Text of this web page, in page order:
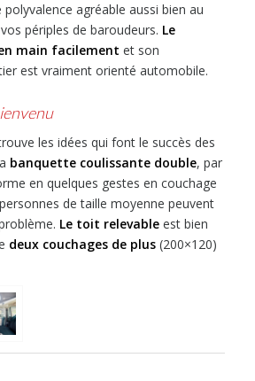
polyvalence agréable aussi bien au
périples de baroudeurs. Le
main facilement et son
est vraiment orienté automobile.
les idées qui font le succès des
banquette coulissante double, par
en quelques gestes en couchage
de taille moyenne peuvent
Le toit relevableest bien
deux couchages de plus(200×120)